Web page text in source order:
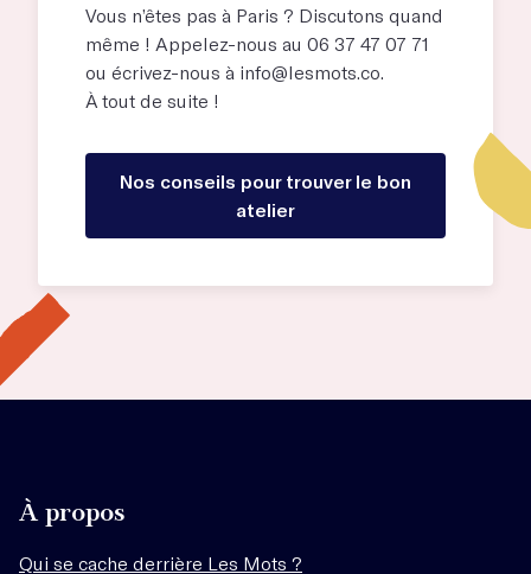
Vous n’êtes pas à Paris ? Discutons quand
même ! Appelez-nous au 06 37 47 07 71
ou écrivez-nous à info@lesmots.co.
À tout de suite !
Nos conseils pour trouver le bon
atelier
À propos
Qui se cache derrière Les Mots ?